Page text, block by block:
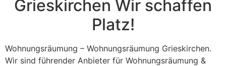
Grieskirchen Wir schaffen
Platz!
Wohnungsräumung – Wohnungsräumung Grieskirchen.
Wir sind führender Anbieter für Wohnungsräumung &